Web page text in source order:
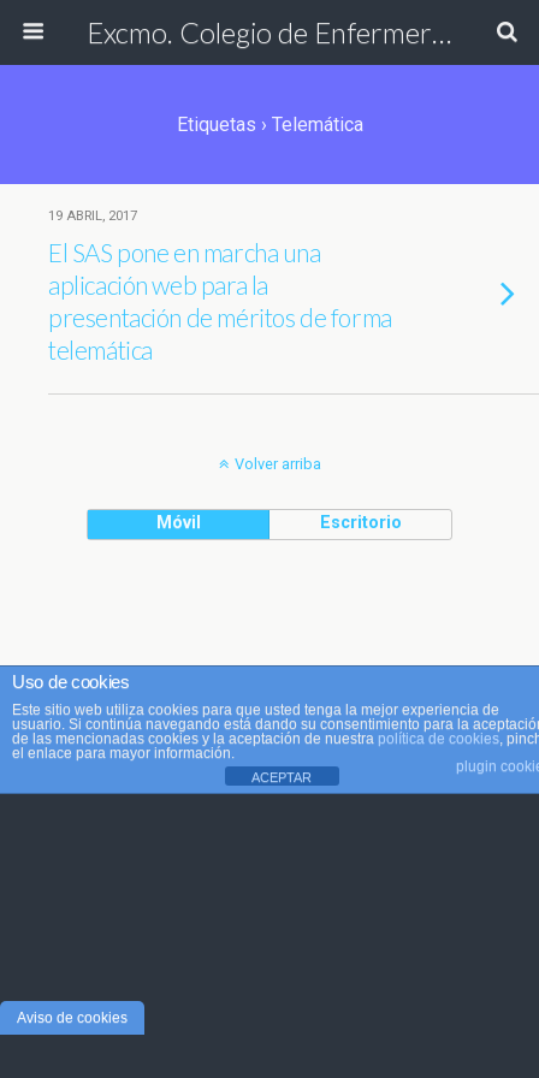
Excmo. Colegio de Enfermería de Cádiz
Etiquetas › Telemática
19 ABRIL, 2017
El SAS pone en marcha una
aplicación web para la
presentación de méritos de forma
telemática
Volver arriba
Móvil Escritorio
Uso de cookies
Este sitio web utiliza cookies para que usted tenga la mejor experiencia de
usuario. Si continúa navegando está dando su consentimiento para la
de las mencionadas cookies y la aceptación de nuestra política de cookies,
el enlace para mayor información.
plugin
ACEPTAR
Aviso de cookies